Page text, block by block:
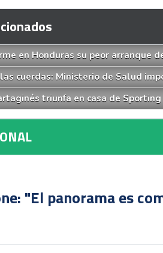
en Honduras su peor arranque
cuerdas: Ministerio de Salud
triunfa en casa de Sporting
"El panorama es